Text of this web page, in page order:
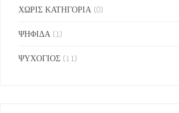
ΧΩΡΙΣ ΚΑΤΗΓΟΡΙΑ (0)
ΨΗΦΙΔΑ (1)
ΨΥΧΟΓΙΟΣ (11)